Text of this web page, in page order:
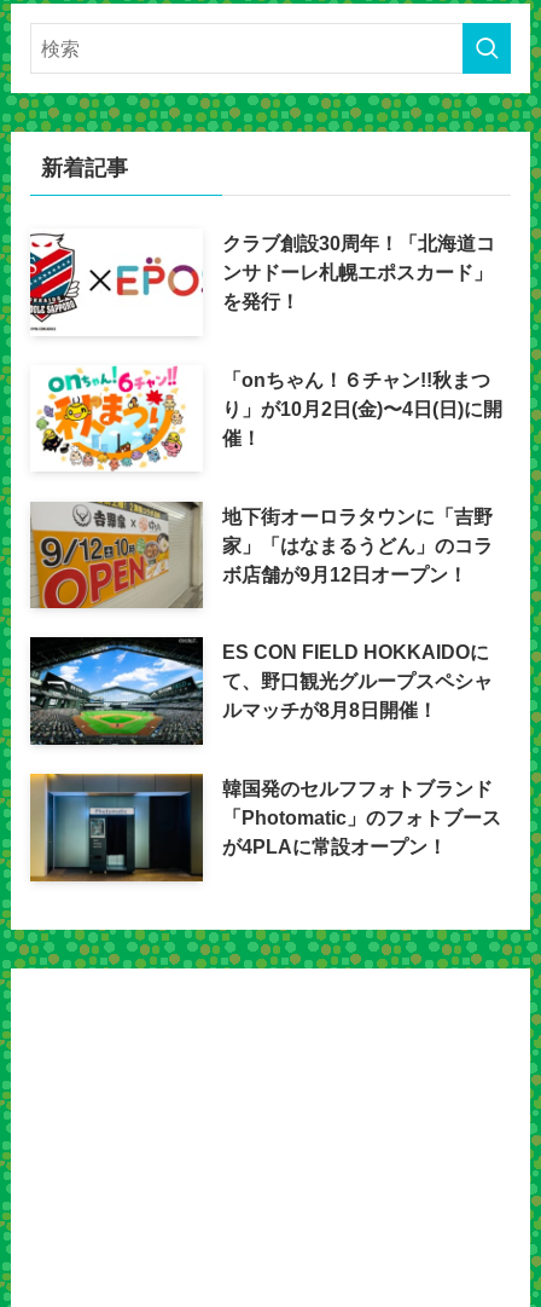
新着記事
クラブ創設30周年！「北海道コ
ンサドーレ札幌エポスカード」
を発行！
「onちゃん！６チャン!!秋まつ
り」が10月2日(金)〜4日(日)に開
催！
地下街オーロラタウンに「吉野
家」「はなまるうどん」のコラ
ボ店舗が9月12日オープン！
ES CON FIELD HOKKAIDOに
て、野口観光グループスペシャ
ルマッチが8月8日開催！
韓国発のセルフフォトブランド
「Photomatic」のフォトブース
が4PLAに常設オープン！